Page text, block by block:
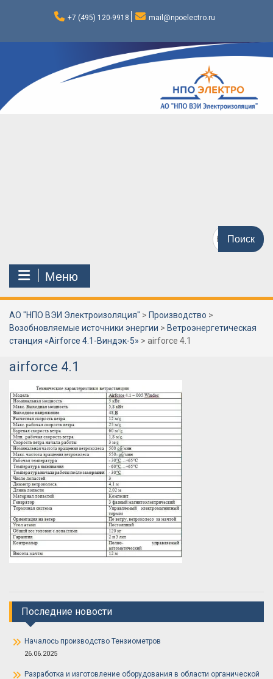
+7 (495) 120-9918 mail@npoelectro.ru
Поиск
по:
Меню
АО "НПО ВЭИ Электроизоляция" > Производство >
Возобновляемые источники энергии > Ветроэнергетическая
станция «Airforce 4.1-Виндэк-5» > airforce 4.1
airforce 4.1
Последние новости
Началось производство Тензиометров
26.06.2025
Разработка и изготовление оборудования в области органической